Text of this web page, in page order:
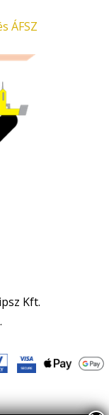
ÁFSZ
Kft.